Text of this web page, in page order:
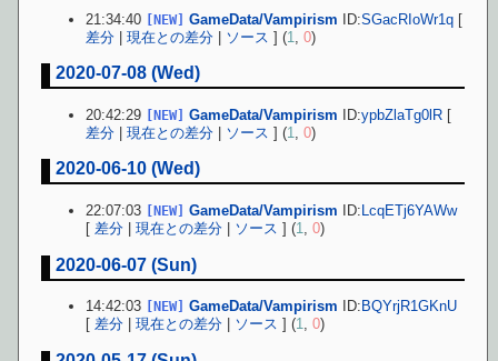
21:34:40 [NEW] GameData/Vampirism ID:SGacRIoWr1q [
差分 |現在との差分 | ソース ] (1 ,0)
2020-07-08 (Wed)
20:42:29 [NEW] GameData/Vampirism ID:ypbZlaTg0lR [
差分 |現在との差分 | ソース ] (1 ,0)
2020-06-10 (Wed)
22:07:03 [NEW] GameData/Vampirism ID: LcqETj6YAWw
[ 差分 |現在との差分 ソース ] (1 ,0)
2020-06-07 (Sun)
14:42:03 [NEW] GameData/Vampirism ID: BQYrjR1GKnU
[差分 |現在との差分 ソース ] (1,0)